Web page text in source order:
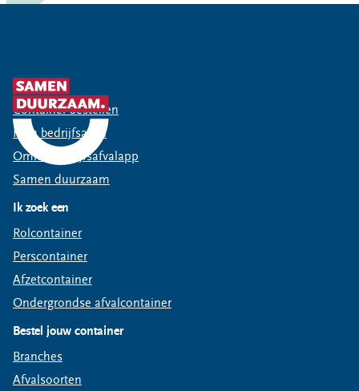
Snel naar
Container bestellen
Mijn bedrijfsafval
Omrin Bedrijfsafvalapp
Samen duurzaam
Ik zoek een
Rolcontainer
Perscontainer
Afzetcontainer
Ondergrondse afvalcontainer
Bestel jouw container
Branches
Afvalsoorten